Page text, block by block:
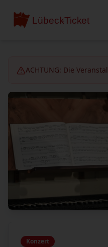
ACHTUNG: Die
Konzert